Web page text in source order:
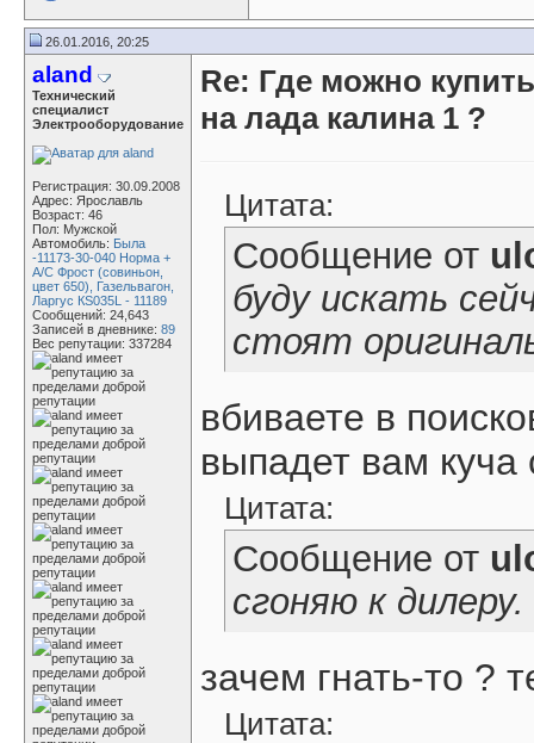
26.01.2016, 20:25
aland
Технический
специалист
Электрооборудование
Регистрация: 30.09.2008
Адрес: Ярославль
Возраст: 46
Пол: Мужской
Автомобиль: Была
-11173-30-040 Норма +
А/С Фрост (совиньон,
цвет 650), Газельвагон,
Ларгус КS035L - 11189
Сообщений: 24,643
Записей в дневнике: 89
Вес репутации: 337284
Re: Где можно
на лада калина 1 ?
Цитата:
Сообщение от
буду искать
стоят
вбиваете в
выпадет вам
Цитата:
Сообщение от
сгоняю к дилеру.
зачем гнать-то ?
Цитата: